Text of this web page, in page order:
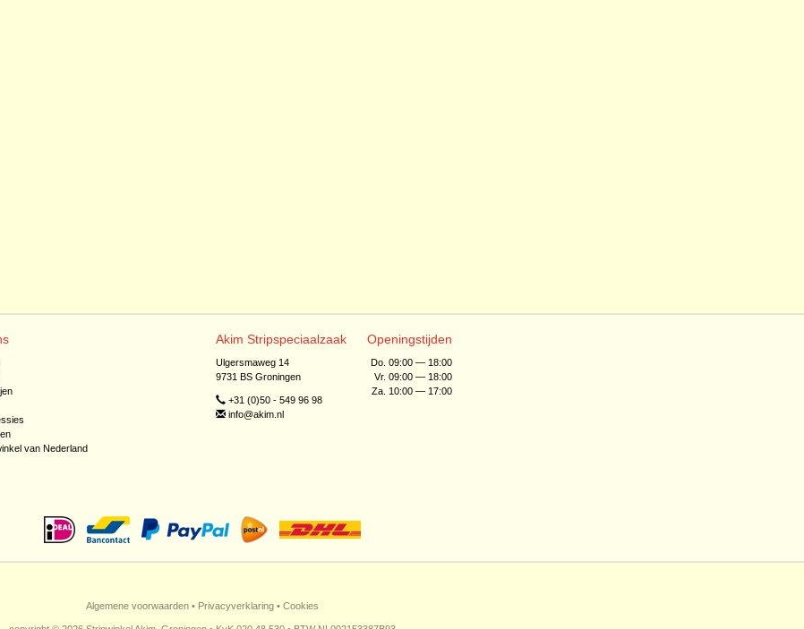
van Nederland
Akim Stripspeciaalzaak
Ulgersmaweg 14
9731 BS Groningen
+31 (0)50 - 549 96 98
info@akim.nl
Openingstijden
Do. 09:00 — 18:00
Vr. 09:00 — 18:00
Za. 10:00 — 17:00
Algemene voorwaarden • Privacyverklaring • Cookies